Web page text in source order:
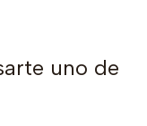
uno de